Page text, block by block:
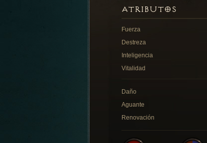
ATRIBUTOS
Fuerza
Destreza
Inteligencia
Vitalidad
Daño
Aguante
Renovación